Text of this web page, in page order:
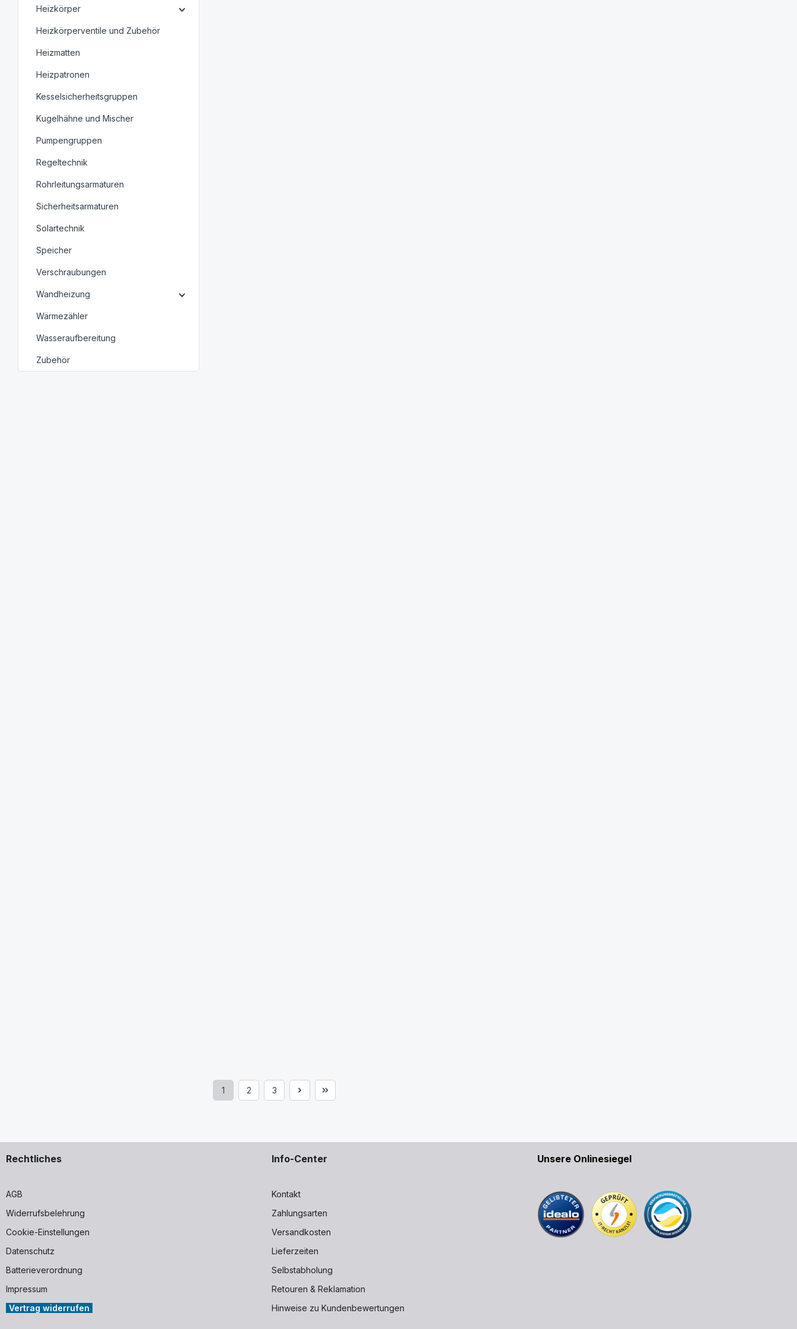
Heizkörper
Heizkörperventile und Zubehör
Heizmatten
Heizpatronen
Kesselsicherheitsgruppen
Kugelhähne und Mischer
Pumpengruppen
Regeltechnik
Rohrleitungsarmaturen
Sicherheitsarmaturen
Solartechnik
Speicher
Verschraubungen
Wandheizung
Wärmezähler
Wasseraufbereitung
Zubehör
Seite
1
Seite
2
Seite
3
Rechtliches
AGB
Widerrufsbelehrung
Cookie-Einstellungen
Datenschutz
Batterieverordnung
Impressum
Vertrag widerrufen
Info-Center
Kontakt
Zahlungsarten
Versandkosten
Lieferzeiten
Selbstabholung
Retouren & Reklamation
Hinweise zu Kundenbewertungen
Unsere Onlinesiegel